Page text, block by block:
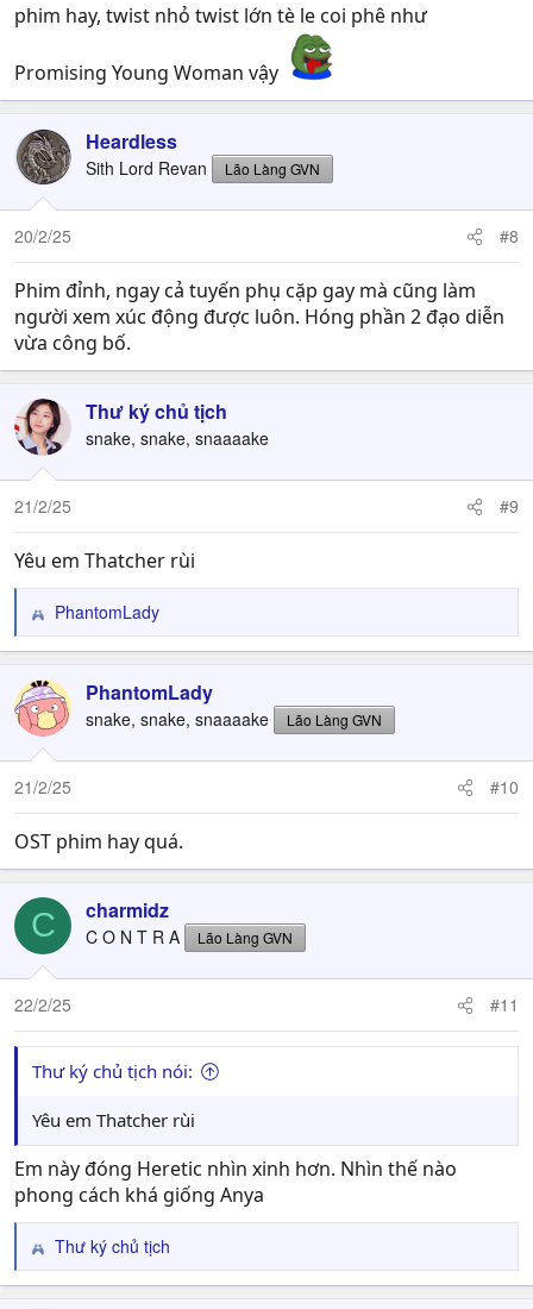
phim hay, twist nhỏ twist lớn tè le coi phê như
Promising Young Woman vậy
Heardless
Sith Lord Revan Lão Làng GVN
20/2/25 #8
Phim đỉnh, ngay cả tuyến phụ cặp gay mà cũng làm
người xem xúc động được luôn. Hóng phần 2 đạo diễn
vừa công bố.
Thư ký chủ tịch
snake, snake, snaaaake
21/2/25 #9
Yêu em Thatcher rùi
R
e
c
t
i
o
n
s
PhantomLady
PhantomLady
snake, snake, snaaaake Lão Làng GVN
21/2/25 #10
OST phim hay quá.
C charmidz
C O N T R A Lão Làng GVN
22/2/25 #11
Thư ký chủ tịch nói:
Yêu em Thatcher rùi
Em này đóng Heretic nhìn xinh hơn. Nhìn thế nào
phong cách khá giống Anya
R
e
Thư ký chủ tịch